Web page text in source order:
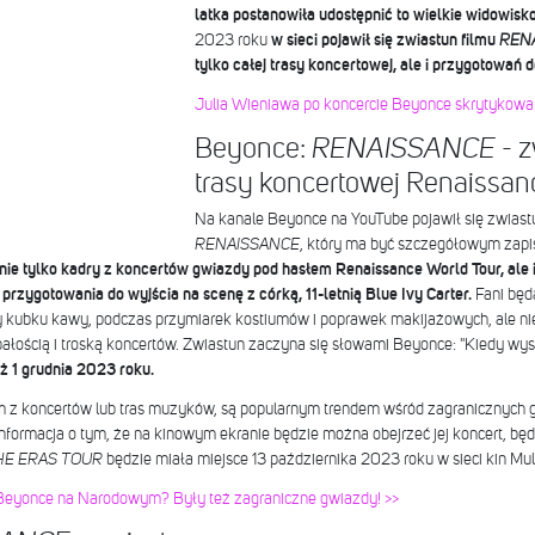
latka postanowiła udostępnić to wielkie
2023 roku w sieci pojawił się zwiastun filmu
tylko całej trasy koncertowej, ale i przygotowań
Julia Wieniawa po koncercie Beyonce
Beyonce: RENAISSANCE -
trasy koncertowej
Na kanale Beyonce na YouTube pojawił się
RENAISSANCE, który ma być szczegółowym
tylko kadry z koncertów gwiazdy pod hasłem Renaissance World Tour,
do wyjścia na scenę z córką, 11-letnią Blue Ivy Carter.Fani
kawy, podczas przymiarek kostiumów i poprawek makijażowych, ale
i troską koncertów. Zwiastun zaczyna się słowami Beyonce: "Kiedy
1 grudnia 2023 roku.
z koncertów lub tras muzyków, są popularnym trendem wśród zagranicznych
o tym, że na kinowym ekranie będzie można obejrzeć jej koncert,
ERAS TOUR będzie miała miejsce 13 października 2023 roku w sieci kin
na Narodowym? Były też zagraniczne gwiazdy! >>